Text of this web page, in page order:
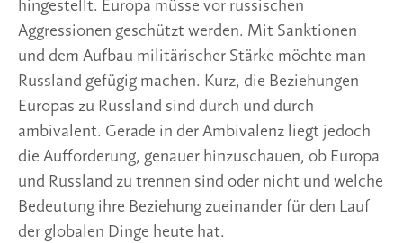
hingestellt. Europa müsse vor russischen
Aggressionen geschützt werden. Mit Sanktionen
und dem Aufbau militärischer Stärke möchte man
Russland gefügig machen. Kurz, die Beziehungen
Europas zu Russland sind durch und durch
ambivalent. Gerade in der Ambivalenz liegt jedoch
die Aufforderung, genauer hinzuschauen, ob Europa
und Russland zu trennen sind oder nicht und welche
Bedeutung ihre Beziehung zueinander für den Lauf
der globalen Dinge heute hat.